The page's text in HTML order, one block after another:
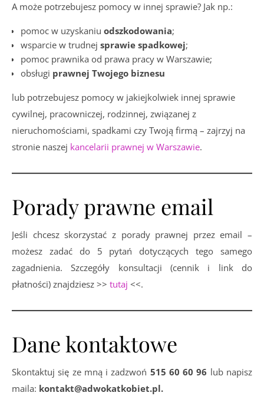
A może potrzebujesz pomocy w innej sprawie? Jak np.:
pomoc w uzyskaniu odszkodowania;
wsparcie w trudnej sprawie spadkowej;
pomoc prawnika od prawa pracy w Warszawie;
obsługi prawnej Twojego biznesu
lub potrzebujesz pomocy w jakiejkolwiek innej sprawie
cywilnej, pracowniczej, rodzinnej, związanej z
nieruchomościami, spadkami czy Twoją firmą – zajrzyj na
stronie naszej kancelarii prawnej w Warszawie.
Porady prawne email
Jeśli chcesz skorzystać z porady prawnej przez email –
możesz zadać do 5 pytań dotyczących tego samego
zagadnienia. Szczegóły konsultacji (cennik i link do
płatności) znajdziesz >> tutaj <<.
Dane kontaktowe
Skontaktuj się ze mną i zadzwoń 515 60 60 96 lub napisz
maila: kontakt@adwokatkobiet.pl.